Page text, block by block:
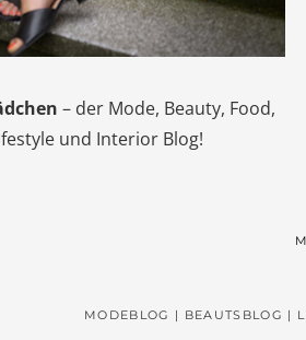
– der Mode, Beauty, Food,
und Interior Blog!
MODEBLOG | BEAUTSBLOG |